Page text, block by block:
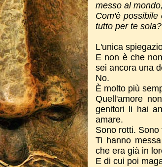
messo al
Com'è
tutto per te sola?
L'unica
E non è che
sei ancora una
No.
È molto più
Quell'amore
genitori li hai
amare.
Sono rotti. Sono
Ti hanno
che era già in
E di cui poi